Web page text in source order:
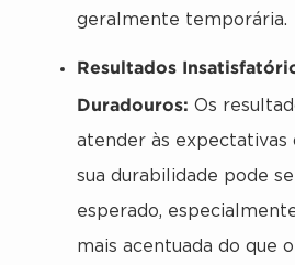
geralmente temporária.
Resultados
Duradouros: Os
atender às expectativas
sua durabilidade pode
esperado,
mais acentuada do que